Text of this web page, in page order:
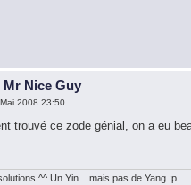
Mr Nice Guy
2008 23:50
trouvé ce zode génial, on a eu
^^ Un Yin... mais pas de Yang :p